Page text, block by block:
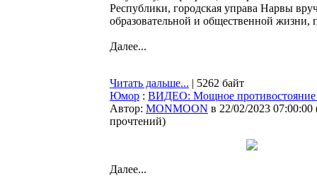
Республики, городская управа Нарвы
образовательной и общественной
Далее...
Читать дальше... | 5262 байт
Юмор : ВИДЕО: Мощное противостояние
Автор: MONMOON в 22/02/2023 07:00:00
прочтений)
Далее...